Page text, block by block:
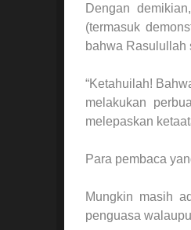
Dengan
(termasuk
bahwa Rasulullah
“Ketahuilah!
melakukan
melepaskan
Para pembaca
Mungkin masih
penguasa